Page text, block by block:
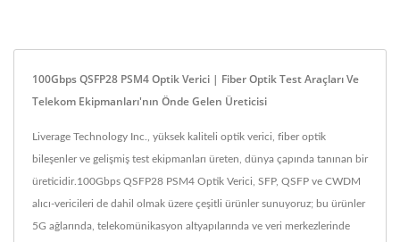
100Gbps QSFP28 PSM4 Optik Verici | Fiber Optik Test Araçları Ve
Telekom Ekipmanları'nın Önde Gelen Üreticisi
Liverage Technology Inc., yüksek kaliteli optik verici, fiber optik
bileşenler ve gelişmiş test ekipmanları üreten, dünya çapında tanınan bir
üreticidir.100Gbps QSFP28 PSM4 Optik Verici, SFP, QSFP ve CWDM
alıcı-vericileri de dahil olmak üzere çeşitli ürünler sunuyoruz; bu ürünler
5G ağlarında, telekomünikasyon altyapılarında ve veri merkezlerinde